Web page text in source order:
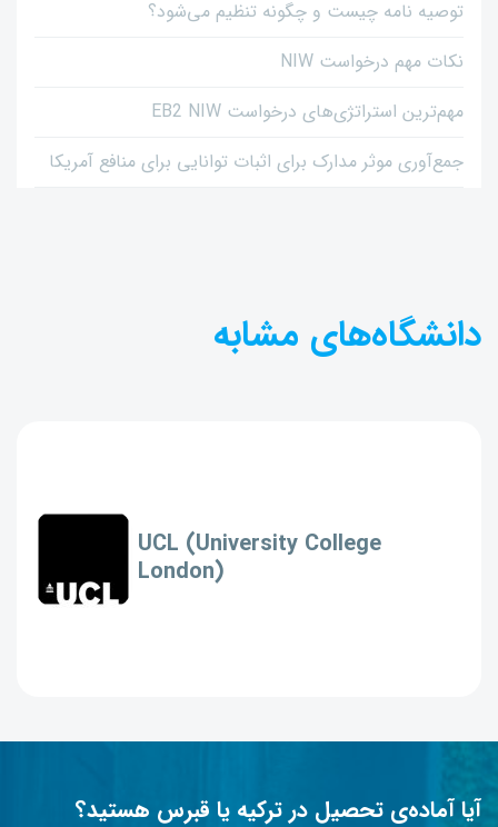
توصیه نامه چیست و چگونه تنظیم می‌شود؟
نکات مهم درخواست NIW
مهم‌ترین استراتژی‌های درخواست EB2 NIW
جمع‌آوری موثر مدارک برای اثبات توانایی برای منافع آمریکا
دانشگاه‌های مشابه
UCL (University College
London)
آیا آماده‌ی تحصیل در ترکیه یا قبرس هستید؟